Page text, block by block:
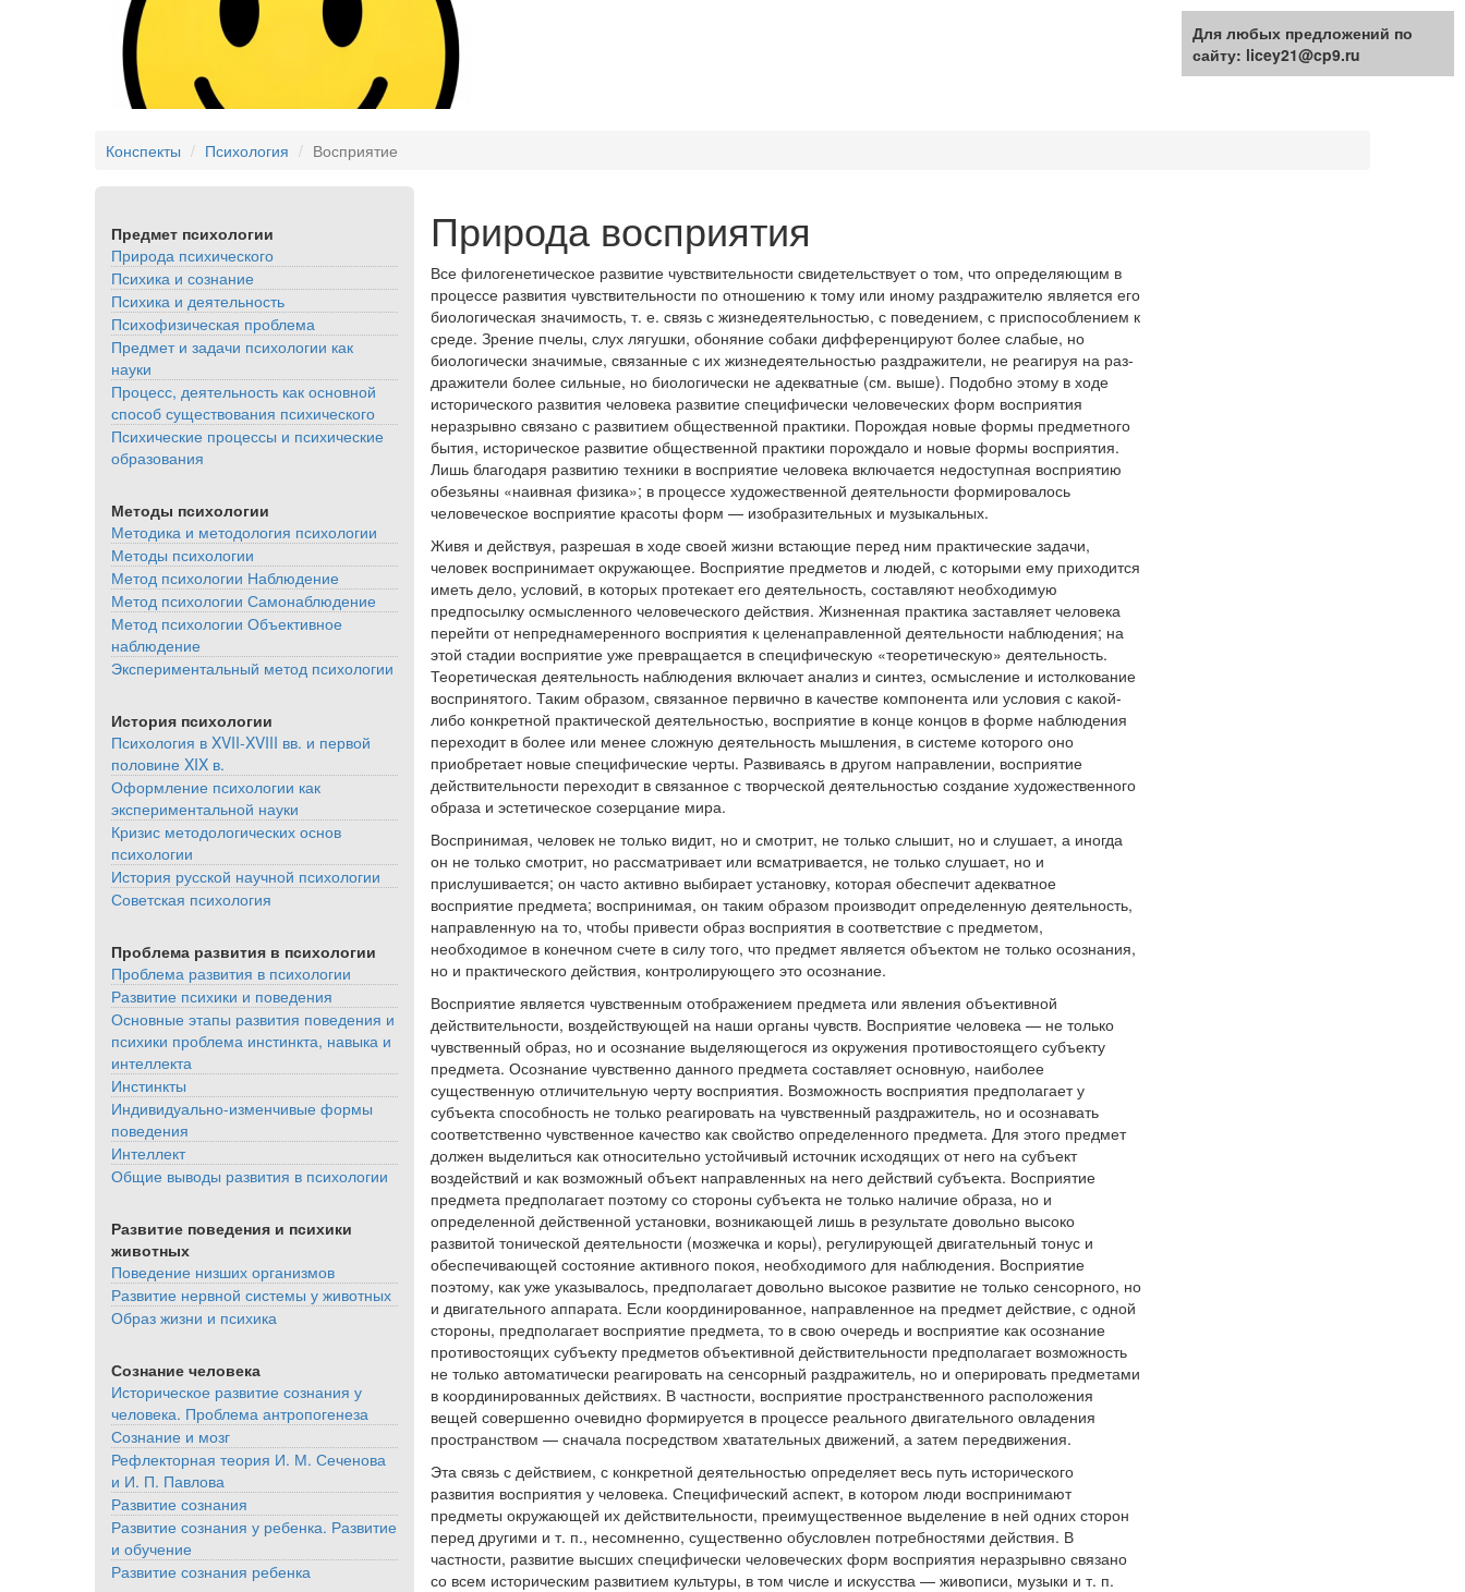
Конспекты Психология Восприятие
Предмет психологии
Природа психического
Психика и сознание
Психика и деятельность
Психофизическая проблема
Предмет и задачи психологии как
науки
Процесс, деятельность как основной
способ существования психического
Психические процессы и психические
образования
Методы психологии
Методика и методология психологии
Методы психологии
Метод психологии Наблюдение
Метод психологии Самонаблюдение
Метод психологии Объективное
наблюдение
Экспериментальный метод психологии
История психологии
Психология в XVII-XVIII вв. и первой
половине XIX в.
Оформление психологии как
экспериментальной науки
Кризис методологических основ
психологии
История русской научной психологии
Советская психология
Проблема развития в психологии
Проблема развития в психологии
Развитие психики и поведения
Основные этапы развития поведения и
психики проблема инстинкта, навыка и
интеллекта
Инстинкты
Индивидуально-изменчивые формы
поведения
Интеллект
Общие выводы развития в психологии
Развитие поведения и психики
животных
Поведение низших организмов
Развитие нервной системы у животных
Образ жизни и психика
Сознание человека
Историческое развитие сознания у
человека. Проблема антропогенеза
Сознание и мозг
Рефлекторная теория И. М. Сеченова
и И. П. Павлова
Развитие сознания
Развитие сознания у ребенка. Развитие
и обучение
Развитие сознания ребенка
Природа восприятия
Все филогенетическое развитие чувствительности свидетельствует о том, что определяющим в
процессе развития чувствительности по отношению к тому или иному раздражителю является его
биологическая значимость, т. е. связь с жизнедеятельностью, с поведением, с приспособлением к
среде. Зрение пчелы, слух лягушки, обоняние собаки дифференцируют более слабые, но
биологически значимые, связанные с их жизнедеятельностью раздражители, не реагируя на раз-
дражители более сильные, но биологически не адекватные (см. выше). Подобно этому в ходе
исторического развития человека развитие специфически человеческих форм восприятия
неразрывно связано с развитием общественной практики. Порождая новые формы предметного
бытия, историческое развитие общественной практики порождало и новые формы восприятия.
Лишь благодаря развитию техники в восприятие человека включается недоступная восприятию
обезьяны «наивная физика»; в процессе художественной деятельности формировалось
человеческое восприятие красоты форм — изобразительных и музыкальных.
Живя и действуя, разрешая в ходе своей жизни встающие перед ним практические задачи,
человек воспринимает окружающее. Восприятие предметов и людей, с которыми ему приходится
иметь дело, условий, в которых протекает его деятельность, составляют необходимую
предпосылку осмысленного человеческого действия. Жизненная практика заставляет человека
перейти от непреднамеренного восприятия к целенаправленной деятельности наблюдения; на
этой стадии восприятие уже превращается в специфическую «теоретическую» деятельность.
Теоретическая деятельность наблюдения включает анализ и синтез, осмысление и истолкование
воспринятого. Таким образом, связанное первично в качестве компонента или условия с какой-
либо конкретной практической деятельностью, восприятие в конце концов в форме наблюдения
переходит в более или менее сложную деятельность мышления, в системе которого оно
приобретает новые специфические черты. Развиваясь в другом направлении, восприятие
действительности переходит в связанное с творческой деятельностью создание художественного
образа и эстетическое созерцание мира.
Воспринимая, человек не только видит, но и смотрит, не только слышит, но и слушает, а иногда
он не только смотрит, но рассматривает или всматривается, не только слушает, но и
прислушивается; он часто активно выбирает установку, которая обеспечит адекватное
восприятие предмета; воспринимая, он таким образом производит определенную деятельность,
направленную на то, чтобы привести образ восприятия в соответствие с предметом,
необходимое в конечном счете в силу того, что предмет является объектом не только осознания,
но и практического действия, контролирующего это осознание.
Восприятие является чувственным отображением предмета или явления объективной
действительности, воздействующей на наши органы чувств. Восприятие человека — не только
чувственный образ, но и осознание выделяющегося из окружения противостоящего субъекту
предмета. Осознание чувственно данного предмета составляет основную, наиболее
существенную отличительную черту восприятия. Возможность восприятия предполагает у
субъекта способность не только реагировать на чувственный раздражитель, но и осознавать
соответственно чувственное качество как свойство определенного предмета. Для этого предмет
должен выделиться как относительно устойчивый источник исходящих от него на субъект
воздействий и как возможный объект направленных на него действий субъекта. Восприятие
предмета предполагает поэтому со стороны субъекта не только наличие образа, но и
определенной действенной установки, возникающей лишь в результате довольно высоко
развитой тонической деятельности (мозжечка и коры), регулирующей двигательный тонус и
обеспечивающей состояние активного покоя, необходимого для наблюдения. Восприятие
поэтому, как уже указывалось, предполагает довольно высокое развитие не только сенсорного, но
и двигательного аппарата. Если координированное, направленное на предмет действие, с одной
стороны, предполагает восприятие предмета, то в свою очередь и восприятие как осознание
противостоящих субъекту предметов объективной действительности предполагает возможность
не только автоматически реагировать на сенсорный раздражитель, но и оперировать предметами
в координированных действиях. В частности, восприятие пространственного расположения
вещей совершенно очевидно формируется в процессе реального двигательного овладения
пространством — сначала посредством хватательных движений, а затем передвижения.
Эта связь с действием, с конкретной деятельностью определяет весь путь исторического
развития восприятия у человека. Специфический аспект, в котором люди воспринимают
предметы окружающей их действительности, преимущественное выделение в ней одних сторон
перед другими и т. п., несомненно, существенно обусловлен потребностями действия. В
частности, развитие высших специфически человеческих форм восприятия неразрывно связано
со всем историческим развитием культуры, в том числе и искусства — живописи, музыки и т. п.
Для любых предложений по
сайту: licey21@cp9.ru